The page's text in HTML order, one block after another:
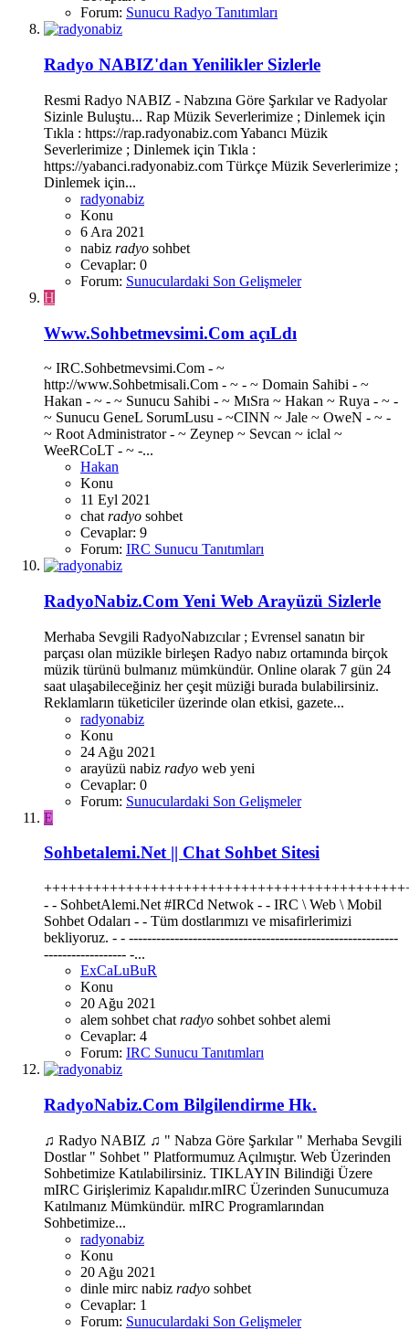
Forum: Sunucu Radyo Tanıtımları
Radyo NABIZ'dan Yenilikler Sizlerle
Resmi Radyo NABIZ - Nabzına Göre Şarkılar ve Radyolar
Sizinle Buluştu... Rap Müzik Severlerimize ; Dinlemek için
Tıkla : https://rap.radyonabiz.com Yabancı Müzik
Severlerimize ; Dinlemek için Tıkla :
https://yabanci.radyonabiz.com Türkçe Müzik Severlerimize ;
Dinlemek için...
radyonabiz
Konu
6 Ara 2021
nabiz radyo sohbet
Cevaplar: 0
Forum: Sunuculardaki Son Gelişmeler
H
Www.Sohbetmevsimi.Com açıLdı
~ IRC.Sohbetmevsimi.Com - ~
http://www.Sohbetmisali.Com - ~ - ~ Domain Sahibi - ~
Hakan - ~ - ~ Sunucu Sahibi - ~ MıSra ~ Hakan ~ Ruya - ~ -
~ Sunucu GeneL SorumLusu - ~CINN ~ Jale ~ OweN - ~ -
~ Root Administrator - ~ Zeynep ~ Sevcan ~ iclal ~
WeeRCoLT - ~ -...
Hakan
Konu
11 Eyl 2021
chat radyo sohbet
Cevaplar: 9
Forum: IRC Sunucu Tanıtımları
RadyoNabiz.Com Yeni Web Arayüzü Sizlerle
Merhaba Sevgili RadyoNabızcılar ; Evrensel sanatın bir
parçası olan müzikle birleşen Radyo nabız ortamında birçok
müzik türünü bulmanız mümkündür. Online olarak 7 gün 24
saat ulaşabileceğiniz her çeşit müziği burada bulabilirsiniz.
Reklamların tüketiciler üzerinde olan etkisi, gazete...
radyonabiz
Konu
24 Ağu 2021
arayüzü nabiz radyo web yeni
Cevaplar: 0
Forum: Sunuculardaki Son Gelişmeler
E
Sohbetalemi.Net || Chat Sohbet Sitesi
- - SohbetAlemi.Net #IRCd Netwok - - IRC \ Web \ Mobil
Sohbet Odaları - - Tüm dostlarımızı ve misafirlerimizi
bekliyoruz. - - -----------------------------------------------------------
------------------ -...
ExCaLuBuR
Konu
20 Ağu 2021
alem sohbet chat radyo sohbet sohbet alemi
Cevaplar: 4
Forum: IRC Sunucu Tanıtımları
RadyoNabiz.Com Bilgilendirme Hk.
♫ Radyo NABIZ ♫ " Nabza Göre Şarkılar " Merhaba Sevgili
Dostlar " Sohbet " Platformumuz Açılmıştır. Web Üzerinden
Sohbetimize Katılabilirsiniz. TIKLAYIN Bilindiği Üzere
mIRC Girişlerimiz Kapalıdır.mIRC Üzerinden Sunucumuza
Katılmanız Mümkündür. mIRC Programlarından
Sohbetimize...
radyonabiz
Konu
20 Ağu 2021
dinle mirc nabiz radyo sohbet
Cevaplar: 1
Forum: Sunuculardaki Son Gelişmeler